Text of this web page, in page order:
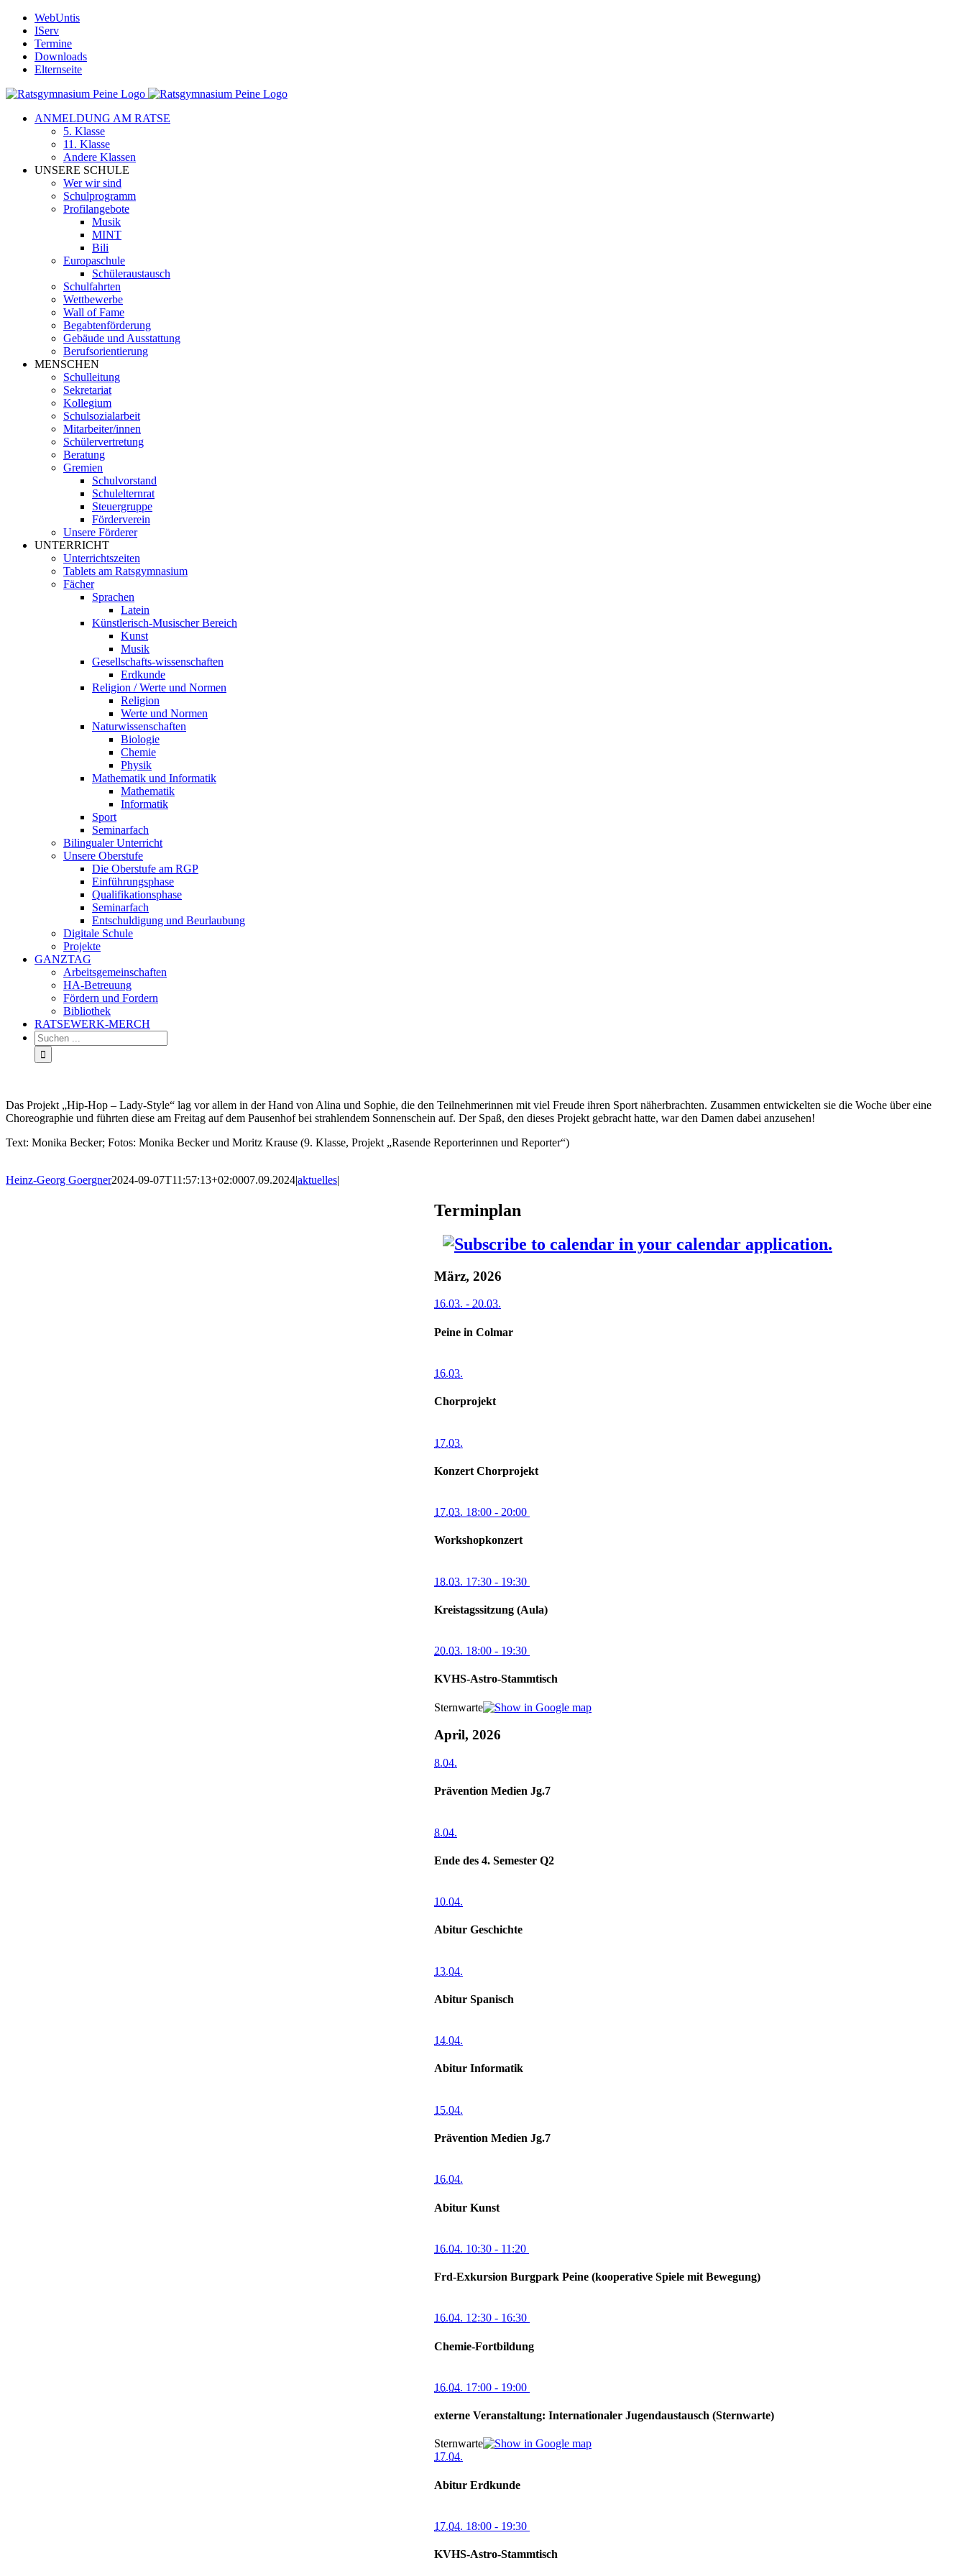
Zum
Inhalt
springen
WebUntis
IServ
Termine
Downloads
Elternseite
ANMELDUNG AM RATSE
5. Klasse
11. Klasse
Andere Klassen
UNSERE SCHULE
Wer wir sind
Schulprogramm
Profilangebote
Musik
MINT
Bili
Europaschule
Schüleraustausch
Schulfahrten
Wettbewerbe
Wall of Fame
Begabtenförderung
Gebäude und Ausstattung
Berufsorientierung
MENSCHEN
Schulleitung
Sekretariat
Kollegium
Schulsozialarbeit
Mitarbeiter/innen
Schülervertretung
Beratung
Gremien
Schulvorstand
Schulelternrat
Steuergruppe
Förderverein
Unsere Förderer
UNTERRICHT
Unterrichtszeiten
Tablets am Ratsgymnasium
Fächer
Sprachen
Latein
Künstlerisch-Musischer Bereich
Kunst
Musik
Gesellschafts-wissenschaften
Erdkunde
Religion / Werte und Normen
Religion
Werte und Normen
Naturwissenschaften
Biologie
Chemie
Physik
Mathematik und Informatik
Mathematik
Informatik
Sport
Seminarfach
Bilingualer Unterricht
Unsere Oberstufe
Die Oberstufe am RGP
Einführungsphase
Qualifikationsphase
Seminarfach
Entschuldigung und Beurlaubung
Digitale Schule
Projekte
GANZTAG
Arbeitsgemeinschaften
HA-Betreuung
Fördern und Fordern
Bibliothek
RATSEWERK-MERCH
Das Projekt „Hip-Hop – Lady-Style“ lag vor allem in der Hand von Alina und Sophie, die den Teilnehmerinnen mit viel Freude ihren Sport näherbrachten. Zusammen entwickelten sie die Woche über eine
Choreographie und führten diese am Freitag auf dem Pausenhof bei strahlendem Sonnenschein auf. Der Spaß, den dieses Projekt gebracht hatte, war den Damen dabei anzusehen!
Text: Monika Becker; Fotos: Monika Becker und Moritz Krause (9. Klasse, Projekt „Rasende Reporterinnen und Reporter“)
Heinz-Georg Goergner2024-09-07T11:57:13+02:0007.09.2024|aktuelles|
Terminplan
März, 2026
16.03. - 20.03.
Peine in Colmar
16.03.
Chorprojekt
17.03.
Konzert Chorprojekt
17.03. 18:00 - 20:00
Workshopkonzert
18.03. 17:30 - 19:30
Kreistagssitzung (Aula)
20.03. 18:00 - 19:30
KVHS-Astro-Stammtisch
Sternwarte
April, 2026
8.04.
Prävention Medien Jg.7
8.04.
Ende des 4. Semester Q2
10.04.
Abitur Geschichte
13.04.
Abitur Spanisch
14.04.
Abitur Informatik
15.04.
Prävention Medien Jg.7
16.04.
Abitur Kunst
16.04. 10:30 - 11:20
Frd-Exkursion Burgpark Peine (kooperative Spiele mit Bewegung)
16.04. 12:30 - 16:30
Chemie-Fortbildung
16.04. 17:00 - 19:00
externe Veranstaltung: Internationaler Jugendaustausch (Sternwarte)
Sternwarte
17.04.
Abitur Erdkunde
17.04. 18:00 - 19:30
KVHS-Astro-Stammtisch